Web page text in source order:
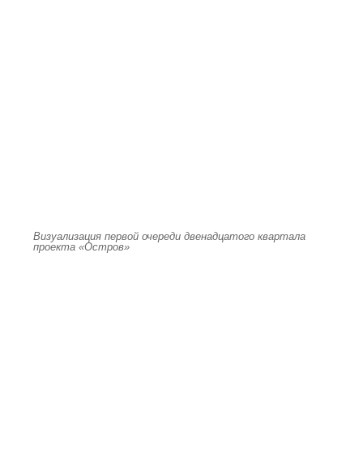
Визуализация первой очереди двенадцатого квартала
проекта «Остров»